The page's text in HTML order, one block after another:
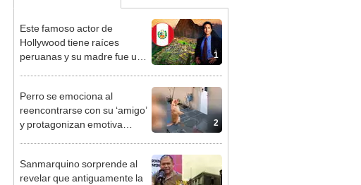
1
Este famoso actor de
Hollywood tiene raíces
peruanas y su madre fue una
2
Perro se emociona al
reencontrarse con su ‘amigo’
y protagonizan emotiva
Sanmarquino sorprende al
revelar que antiguamente la